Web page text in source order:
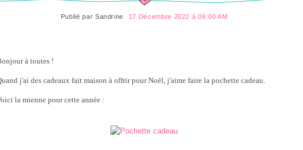
Publié par Sandrine 17 Décembre 2022 à 06:00 AM
à toutes !
j'ai des cadeaux fait maison à offrir pour Noël, j'aime faire la pochette cadeau.
la mienne pour cette année :